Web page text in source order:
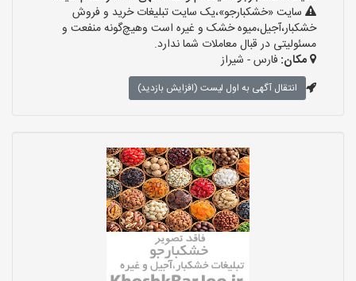
سایت «خشکبارجو»،یک سایت تبلیغات خرید و فروش
خشکبار،آجیل،میوه خشک و غیره است وهیچ‌گونه منفعت و
مسئولیتی در قبال معاملات شما ندارد.
مکان: فارس - شیراز
انتقال آگهی به اول لیست (افزایش بازدید)